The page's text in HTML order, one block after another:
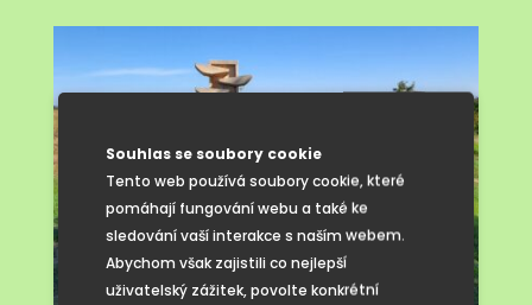
Souhlas se soubory cookie
Tento web používá soubory cookie, které
pomáhají fungování webu a také ke
sledování vaší interakce s naším webem.
Abychom však zajistili co nejlepší
uživatelský zážitek, povolte konkrétní